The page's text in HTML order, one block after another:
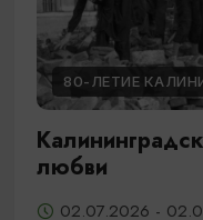
80-ЛЕТИЕ
любви
02.07.2026 -